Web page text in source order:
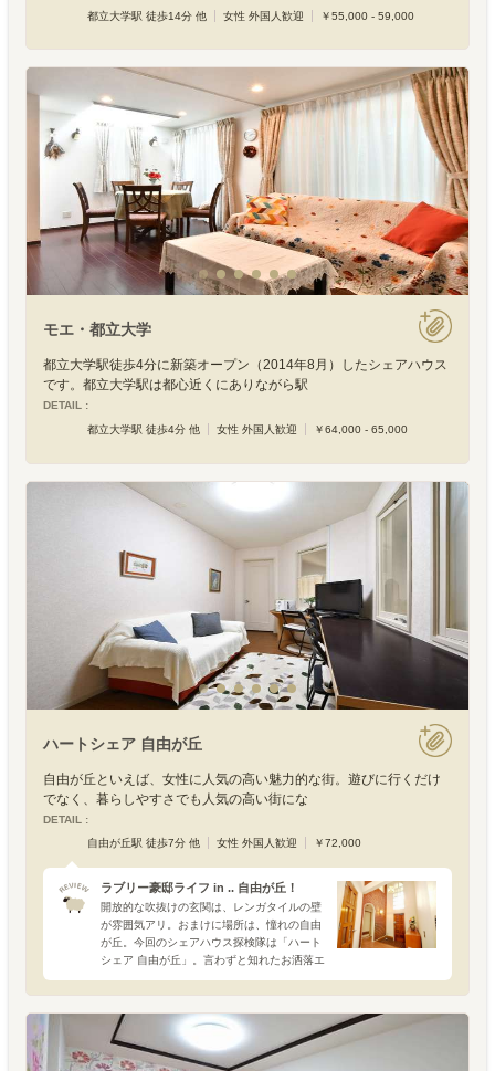
都立大学駅 徒歩14分 他
女性 外国人歓迎 ￥55,000 - 59,000
モエ・都立大学
都立大学駅徒歩4分に新築オープン（2014年8月）したシェアハウス
です。都立大学駅は都心近くにありながら駅
DETAIL :
都立大学駅 徒歩4分 他
女性 外国人歓迎 ￥64,000 - 65,000
ハートシェア 自由が丘
自由が丘といえば、女性に人気の高い魅力的な街。遊びに行くだけ
でなく、暮らしやすさでも人気の高い街にな
DETAIL :
自由が丘駅 徒歩7分 他
女性 外国人歓迎 ￥72,000
ラブリー豪邸ライフ in .. 自由が丘！
開放的な吹抜けの玄関は、レンガタイルの壁
が雰囲気アリ。おまけに場所は、憧れの自由
が丘。今回のシェアハウス探検隊は「ハート
シェア 自由が丘」。言わずと知れたお洒落エ
リアの代名詞、自由が丘。その駅から歩いて
5分の高級住宅地に、今月（2009.6）OPEN
した女性専